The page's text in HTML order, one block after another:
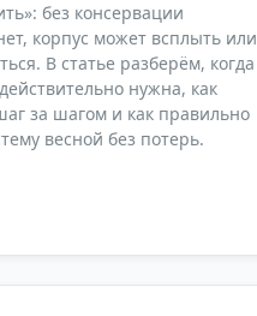
без консервации
корпус может всплыть или
В статье разберём, когда
нужна, как
за шагом и как правильно
весной без потерь.